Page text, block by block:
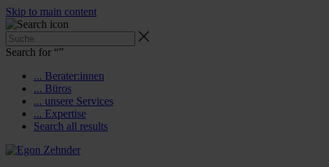
Skip to main content
Search for “”
... Berater:innen
... Büros
... unsere Services
... Expertise
Search all results